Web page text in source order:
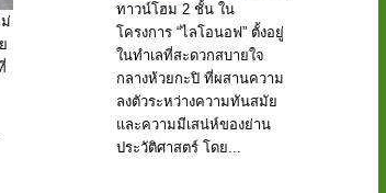
ทาวน์โฮม 2 ชั้น ใน
โครงการ “ไลโอนอฟ” ตั้งอยู่
ในทำเลที่สะดวกสบายใจ
กลางห้วยกะปิ ที่ผสานความ
ลงตัวระหว่างความทันสมัย
และความมีเสน่ห์ของย่าน
ประวัติศาสตร์ โดย...